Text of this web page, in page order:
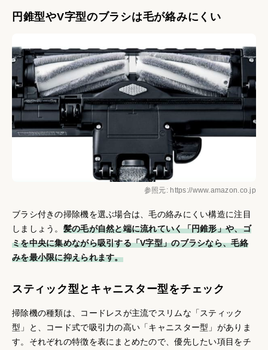
円錐型やV字型のブラシは毛が絡みにくい
参照元: https://www.amazon.co.jp
ブラシ付きの掃除機を選ぶ場合は、毛の絡みにくい構造に注目
しましょう。 髪の毛が自然と端に流れていく「円錐形」や、ゴ
ミを中央に集めながら吸引する「V字型」のブラシなら、毛絡
みを最小限に抑えられます。
スティック型とキャニスター型をチェック
掃除機の種類は、コードレスが主流でスリムな「スティック
型」と、コード式で吸引力の高い「キャニスター型」がありま
す。それぞれの特徴を表にまとめたので、優先したい項目をチ